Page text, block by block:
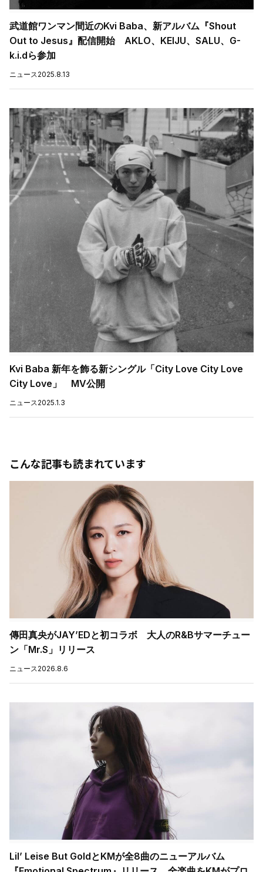
武道館ワンマン間近のKvi Baba、新アルバム『Shout
Out to Jesus』配信開始 AKLO、KEIJU、SALU、G-
k.i.dら参加
ニュース2025.8.13
Kvi Baba 新年を飾る新シングル「City Love City Love
City Love」 MV公開
ニュース2025.1.3
こんな記事も読まれています
傳田真央がJAY’EDと初コラボ 大人のR&Bサマーチュー
ン「Mr.S」リリース
ニュース2026.8.6
Lil’ Leise But GoldとKMが全8曲のニューアルバム